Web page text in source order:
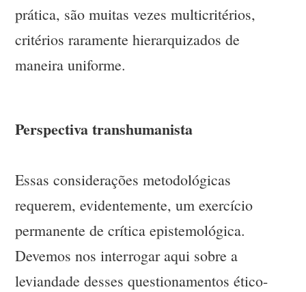
prática, são muitas vezes multicritérios,
critérios raramente hierarquizados de
maneira uniforme.
Perspectiva transhumanista
Essas considerações metodológicas
requerem, evidentemente, um exercício
permanente de crítica epistemológica.
Devemos nos interrogar aqui sobre a
leviandade desses questionamentos ético-